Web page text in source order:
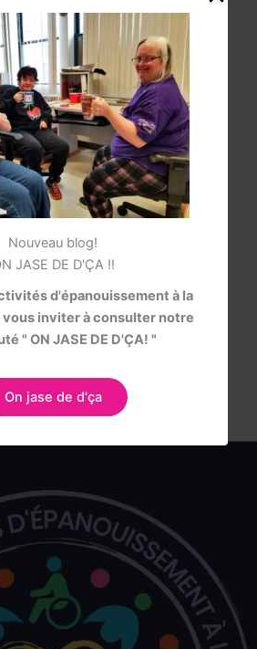
Nouveau blog!
JASE DE D'ÇA !!
d'épanouissement à la
inviter à consulter notre
" ON JASE DE D'ÇA! "
On jase de d'ça
informations :
7120
à visiter notre page
se font du 1erjuillet au
année.